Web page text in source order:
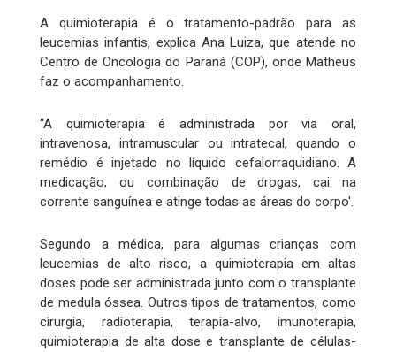
A quimioterapia é o tratamento-padrão para as
leucemias infantis, explica Ana Luiza, que atende no
Centro de Oncologia do Paraná (COP), onde Matheus
faz o acompanhamento.
“A quimioterapia é administrada por via oral,
intravenosa, intramuscular ou intratecal, quando o
remédio é injetado no líquido cefalorraquidiano. A
medicação, ou combinação de drogas, cai na
corrente sanguínea e atinge todas as áreas do corpo'.
Segundo a médica, para algumas crianças com
leucemias de alto risco, a quimioterapia em altas
doses pode ser administrada junto com o transplante
de medula óssea. Outros tipos de tratamentos, como
cirurgia, radioterapia, terapia-alvo, imunoterapia,
quimioterapia de alta dose e transplante de células-